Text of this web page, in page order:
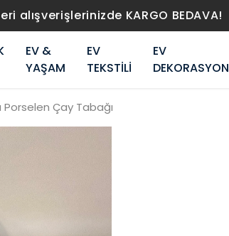
alışverişlerinizde KARGO BEDAVA!
EV &
YAŞAM
EV
TEKSTİLİ
EV
DEKORASYON
Porselen Çay Tabağı